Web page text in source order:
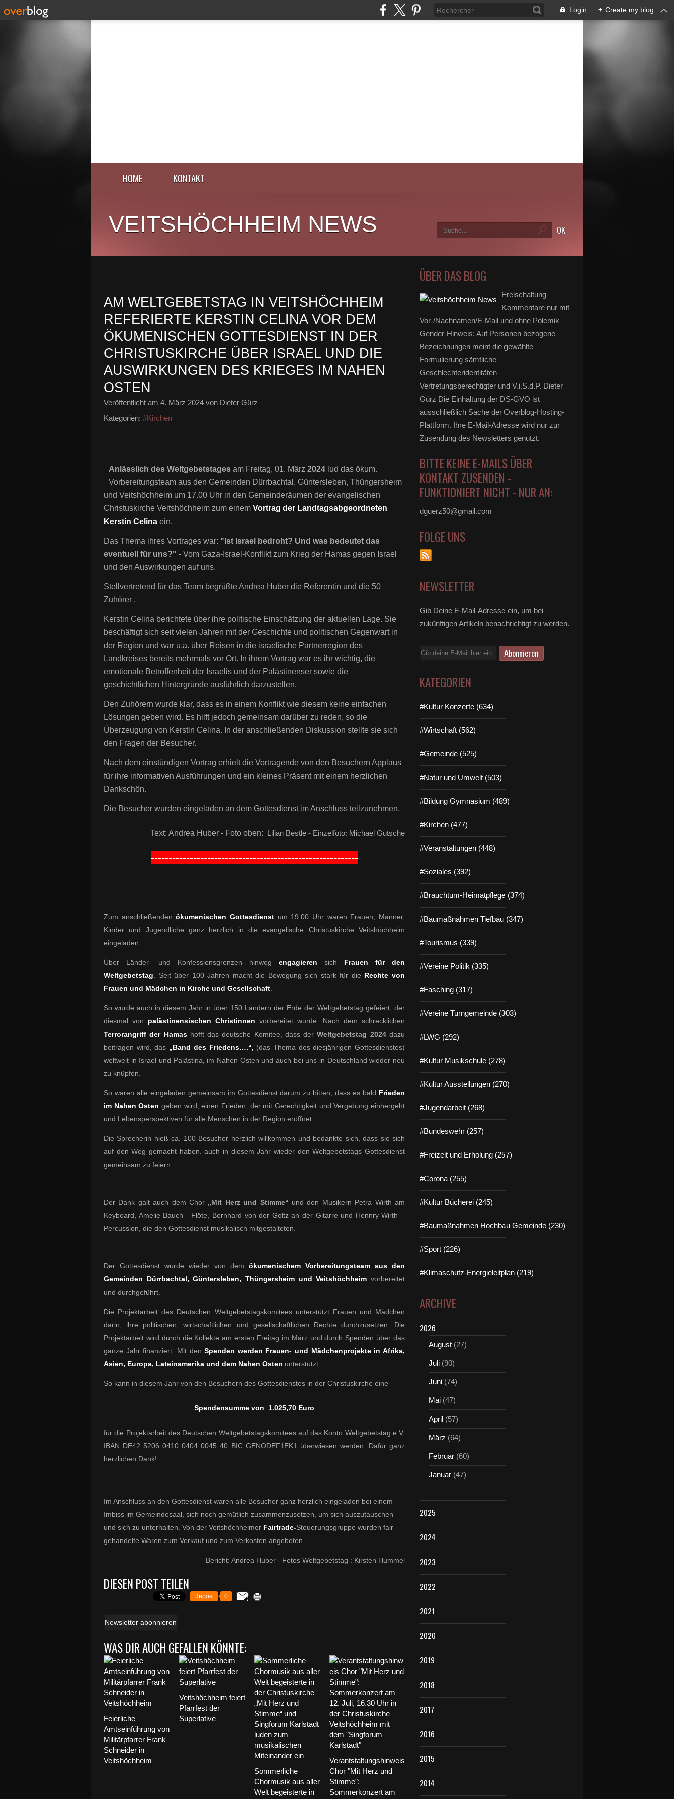
Login + Create my blog
HOME KONTAKT
VEITSHÖCHHEIM NEWS
AM WELTGEBETSTAG IN VEITSHÖCHHEIM
REFERIERTE KERSTIN CELINA VOR DEM
ÖKUMENISCHEN GOTTESDIENST IN DER
CHRISTUSKIRCHE ÜBER ISRAEL UND DIE
AUSWIRKUNGEN DES KRIEGES IM NAHEN
OSTEN
Veröffentlicht am 4. März 2024 von Dieter Gürz
Kategorien: #Kirchen
Anlässlich des Weltgebetstages am Freitag, 01. März 2024 lud das ökum.
Vorbereitungsteam aus den Gemeinden Dürrbachtal, Güntersleben, Thüngersheim
und Veitshöchheim um 17.00 Uhr in den Gemeinderäumen der evangelischen
Christuskirche Veitshöchheim zum einem Vortrag der Landtagsabgeordneten
Kerstin Celina ein.
Das Thema ihres Vortrages war: "Ist Israel bedroht? Und was bedeutet das
eventuell für uns?" - Vom Gaza-Israel-Konflikt zum Krieg der Hamas gegen Israel
und den Auswirkungen auf uns.
Stellvertretend für das Team begrüßte Andrea Huber die Referentin und die 50
Zuhörer .
Kerstin Celina berichtete über ihre politische Einschätzung der aktuellen Lage. Sie
beschäftigt sich seit vielen Jahren mit der Geschichte und politischen Gegenwart in
der Region und war u.a. über Reisen in die israelische Partnerregion des
Landkreises bereits mehrmals vor Ort. In ihrem Vortrag war es ihr wichtig, die
emotionale Betroffenheit der Israelis und der Palästinenser sowie die
geschichtlichen Hintergründe ausführlich darzustellen.
Den Zuhörern wurde klar, dass es in einem Konflikt wie diesem keine einfachen
Lösungen geben wird. Es hilft jedoch gemeinsam darüber zu reden, so die
Überzeugung von Kerstin Celina. In der anschließenden Diskussion stellte sie sich
den Fragen der Besucher.
Nach dem einstündigen Vortrag erhielt die Vortragende von den Besuchern Applaus
für ihre informativen Ausführungen und ein kleines Präsent mit einem herzlichen
Dankschön.
Die Besucher wurden eingeladen an dem Gottesdienst im Anschluss teilzunehmen.
Text: Andrea Huber - Foto oben: Lilian Bestle - Einzelfoto: Michael Gutsche
-----------------------------------------------------------
Zum anschließendenökumenischen Gottesdienst um 19.00 Uhr waren Frauen, Männer,
Kinder und Jugendliche ganz herzlich in die evangelische Christuskirche Veitshöchheim
eingeladen.
Über Länder- und Konfessionsgrenzen hinweg engagieren sich Frauen für den
Weltgebetstag . Seit über 100 Jahren macht die Bewegung sich stark für die Rechte von
Frauen und Mädchen in Kirche und Gesellschaft
So wurde auch in diesem Jahr in über 150 Ländern der Erde der Weltgebetstag gefeiert, der
diesmal von palästinensischen Christinnen vorbereitet wurde. Nach dem schrecklichen
Terrorangriff der Hamashofft das deutsche Komitee, dass derWeltgebetstag 2024dazu
beitragen wird, das „Band des Friedens….“, (das Thema des diesjährigen Gottesdienstes)
weltweit in Israel und Palästina, im Nahen Osten und auch bei uns in Deutschland wieder neu
zu knüpfen.
So waren alle eingeladen gemeinsam im Gottesdienst darum zu bitten, dass es bald Frieden
im Nahen Osten geben wird; einen Frieden, der mit Gerechtigkeit und Vergebung einhergeht
und Lebensperspektiven für alle Menschen in der Region eröffnet.
Die Sprecherin hieß ca. 100 Besucher herzlich willkommen und bedankte sich, dass sie sich
auf den Weg gemacht haben. auch in diesem Jahr wieder den Weltgebetstags Gottesdienst
gemeinsam zu feiern.
Der Dank galt auch dem Chor „Mit Herz und Stimme“ und den Musikern Petra Wirth am
Keyboard, Amelie Bauch - Flöte, Bernhard von der Goltz an der Gitarre und Hennry Wirth –
Percussion, die den Gottesdienst musikalisch mitgestalteten.
Der Gottesdienst wurde wieder von dem ökumenischem Vorbereitungsteam aus den
Gemeinden Dürrbachtal, Güntersleben, Thüngersheim und Veitshöchheim vorbereitet
und durchgeführt.
Die Projektarbeit des Deutschen Weltgebetstagskomitees unterstützt Frauen und Mädchen
darin, ihre politischen, wirtschaftlichen und gesellschaftlichen Rechte durchzusetzen. Die
Projektarbeit wird durch die Kollekte am ersten Freitag im März und durch Spenden über das
ganze Jahr finanziert. Mit denSpenden werden Frauen- und Mädchenprojekte in Afrika,
Asien, Europa, Lateinamerika und dem Nahen Osten unterstützt.
So kann in diesem Jahr von den Besuchern des Gottesdienstes in der Christuskirche eine
Spendensumme von 1.025,70 Euro
für die Projektarbeit des Deutschen Weltgebetstagskomitees auf das Konto Weltgebetstag e.V.
IBAN DE42 5206 0410 0404 0045 40 BIC GENODEF1EK1 überwiesen werden. Dafür ganz
herzlichen Dank!
Im Anschluss an den Gottesdienst waren alle Besucher ganz herzlich eingeladen bei einem
Imbiss im Gemeindesaal, sich noch gemütlich zusammenzusetzen, um sich auszutauschen
und sich zu unterhalten. Von der Veitshöchheimer Fairtrade-Steuerungsgruppe wurden fair
gehandelte Waren zum Verkauf und zum Verkosten angeboten.
Bericht: Andrea Huber - Fotos Weltgebetstag : Kirsten Hummel
DIESEN POST TEILEN
Repost 0
Newsletter abonnieren
WAS DIR AUCH GEFALLEN KÖNNTE:
Feierliche
Amtseinführung von
Militärpfarrer Frank
Schneider in
Veitshöchheim
Veitshöchheim feiert
Pfarrfest der
Superlative
Sommerliche
Chormusik aus aller
Welt begeisterte in
Verantstaltungshinweis
Chor "Mit Herz und
Stimme":
Sommerkonzert am
ÜBER DAS BLOG
Freischaltung
Kommentare nur mit
Vor-/Nachnamen/E-Mail und ohne Polemik
Gender-Hinweis: Auf Personen bezogene
Bezeichnungen meint die gewählte
Formulierung sämtliche
Geschlechteridentitäten
Vertretungsberechtigter und V.i.S.d.P. Dieter
Gürz Die Einhaltung der DS-GVO ist
ausschließlich Sache der Overblog-Hosting-
Plattform. Ihre E-Mail-Adresse wird nur zur
Zusendung des Newsletters genutzt.
BITTE KEINE E-MAILS ÜBER
KONTAKT ZUSENDEN -
FUNKTIONIERT NICHT - NUR AN:
dguerz50@gmail.com
FOLGE UNS
NEWSLETTER
Gib Deine E-Mail-Adresse ein, um bei
zukünftigen Artikeln benachrichtigt zu werden.
E-
KATEGORIEN
#Kultur Konzerte (634)
#Wirtschaft (562)
#Gemeinde (525)
#Natur und Umwelt (503)
#Bildung Gymnasium (489)
#Kirchen (477)
#Veranstaltungen (448)
#Soziales (392)
#Brauchtum-Heimatpflege (374)
#Baumaßnahmen Tiefbau (347)
#Tourismus (339)
#Vereine Politik (335)
#Fasching (317)
#Vereine Turngemeinde (303)
#LWG (292)
#Kultur Musikschule (278)
#Kultur Ausstellungen (270)
#Jugendarbeit (268)
#Bundeswehr (257)
#Freizeit und Erholung (257)
#Corona (255)
#Kultur Bücherei (245)
#Baumaßnahmen Hochbau Gemeinde (230)
#Sport (226)
#Klimaschutz-Energieleitplan (219)
ARCHIVE
2026
August (27)
Juli (90)
Juni (74)
Mai (47)
April (57)
März (64)
Februar (60)
Januar (47)
2025
2024
2023
2022
2021
2020
2019
2018
2017
2016
2015
2014